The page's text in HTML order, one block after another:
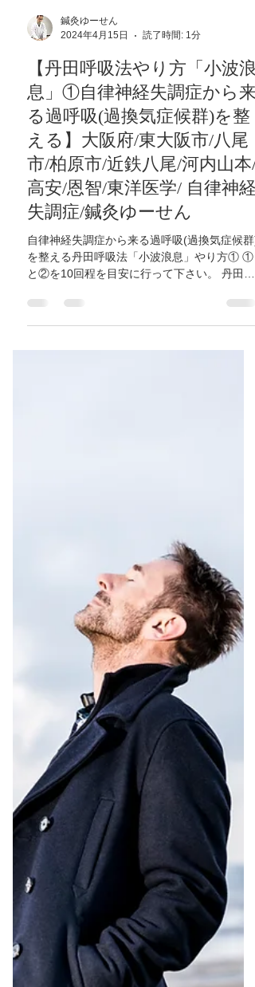
鍼灸ゆーせん
2024年4月15日
読了時間: 1分
【丹田呼吸法やり方「小波浪
息」①自律神経失調症から来
る過呼吸(過換気症候群)を整
える】大阪府/東大阪市/八尾
市/柏原市/近鉄八尾/河内山本/
高安/恩智/東洋医学/ 自律神経
失調症/鍼灸ゆーせん
自律神経失調症から来る過呼吸(過換気症候群)
を整える丹田呼吸法「小波浪息」やり方① ①